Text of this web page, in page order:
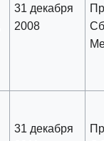
31 декабря
2008
31 декабря